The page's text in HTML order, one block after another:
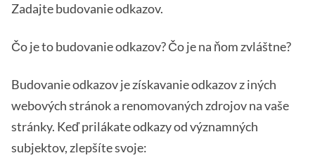
Zadajte budovanie odkazov.
Čo je to budovanie odkazov? Čo je na ňom zvláštne?
Budovanie odkazov je získavanie odkazov z iných
webových stránok a renomovaných zdrojov na vaše
stránky. Keď prilákate odkazy od významných
subjektov, zlepšíte svoje: